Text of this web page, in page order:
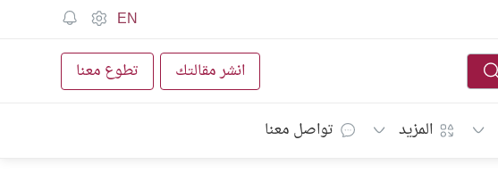
EN
انشر مقالتك تطوع معنا
المزيد تواصل معنا